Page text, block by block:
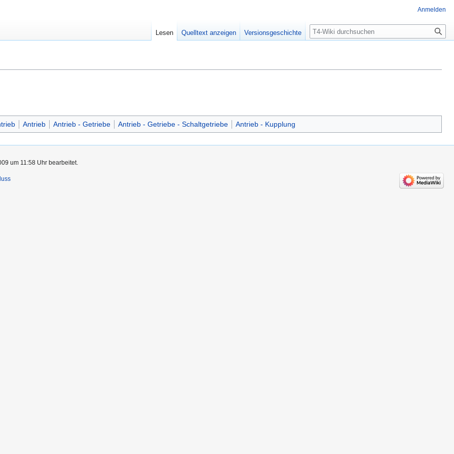
Antrieb Antrieb - Getriebe Antrieb - Getriebe - Schaltgetriebe Antrieb - Kupplung
Anmelden
Lesen Quelltext anzeigen Versionsgeschichte Suche
um 11:58 Uhr bearbeitet.